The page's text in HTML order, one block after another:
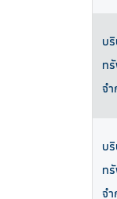
บ
ท
จ
บ
ท
จ